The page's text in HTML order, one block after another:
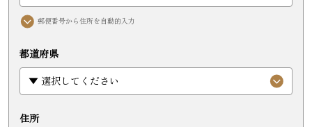
郵便番号から住所を自動的入力
都道府県
住所